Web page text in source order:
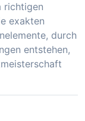
richtigen
exakten
durch
entstehen,